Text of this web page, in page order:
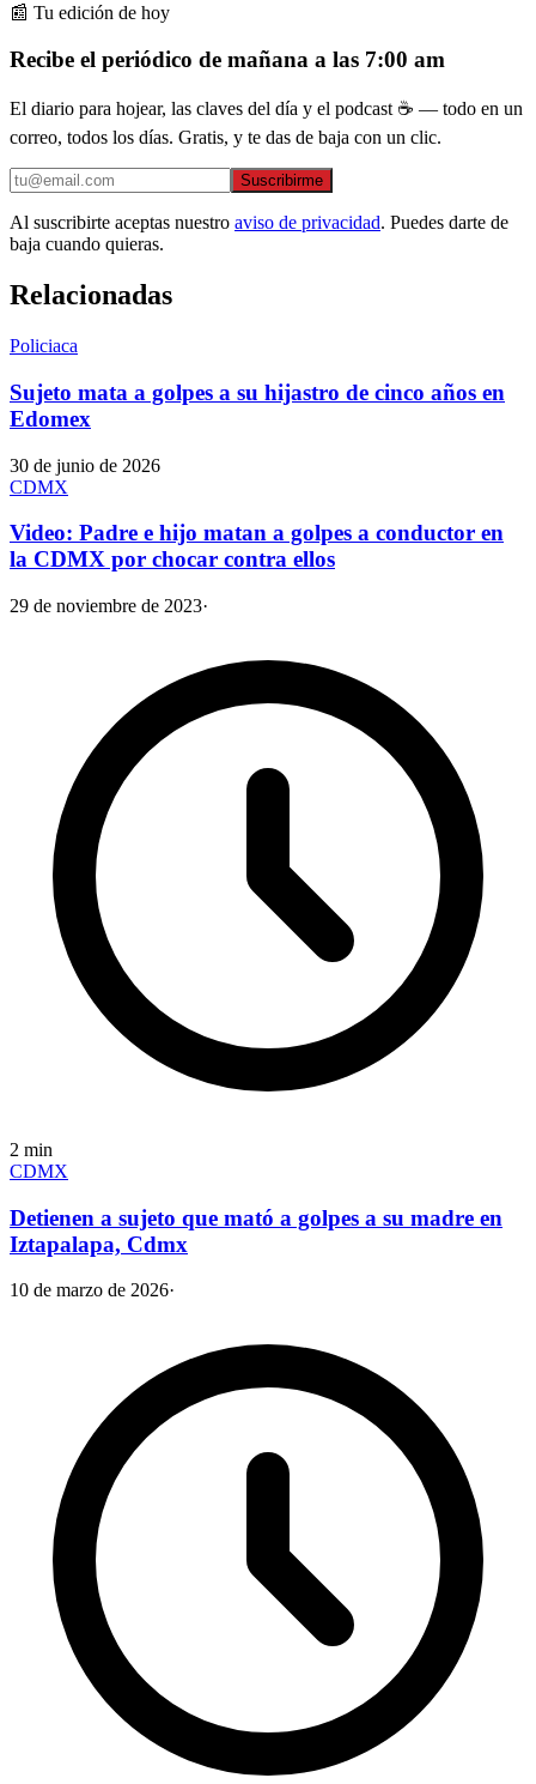
📰 Tu edición de hoy
Recibe el periódico de mañana a las 7:00 am
El diario para hojear, las claves del día y el podcast ☕ — todo en un
correo, todos los días. Gratis, y te das de baja con un clic.
Suscribirme
Al suscribirte aceptas nuestro aviso de privacidad. Puedes darte de
baja cuando quieras.
Relacionadas
Policiaca
Sujeto mata a golpes a su hijastro de cinco años en
Edomex
30 de junio de 2026
CDMX
Video: Padre e hijo matan a golpes a conductor en
la CDMX por chocar contra ellos
29 de noviembre de 2023·
2 min
CDMX
Detienen a sujeto que mató a golpes a su madre en
Iztapalapa, Cdmx
10 de marzo de 2026·